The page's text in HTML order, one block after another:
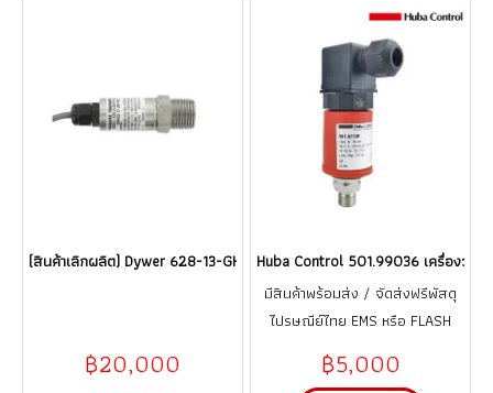
(สินค้าเลิกผลิต) Dywer 628-13-GH-P1-E1-S2 สำหรับงานตู้ Jocky pump
฿20,000
Huba Control 501.99036 เครื่องวัด
มีสินค้าพร้อมส่ง / จัดส่งฟรีพัสดุ
ไปรษณีย์ไทย EMS หรือ FLASH
(จากการใช้งานที่ถูกต้อง ตามคู่มือ)
฿5,000